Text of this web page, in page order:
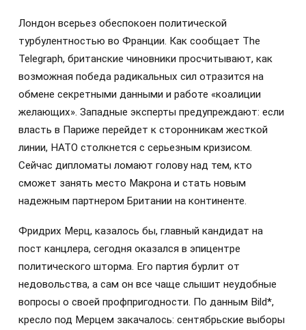
Лондон всерьез обеспокоен политической
турбулентностью во Франции. Как сообщает The
Telegraph, британские чиновники просчитывают, как
возможная победа радикальных сил отразится на
обмене секретными данными и работе «коалиции
желающих». Западные эксперты предупреждают: если
власть в Париже перейдет к сторонникам жесткой
линии, НАТО столкнется с серьезным кризисом.
Сейчас дипломаты ломают голову над тем, кто
сможет занять место Макрона и стать новым
надежным партнером Британии на континенте.
Фридрих Мерц, казалось бы, главный кандидат на
пост канцлера, сегодня оказался в эпицентре
политического шторма. Его партия бурлит от
недовольства, а сам он все чаще слышит неудобные
вопросы о своей профпригодности. По данным Bild*,
кресло под Мерцем закачалось: сентябрьские выборы